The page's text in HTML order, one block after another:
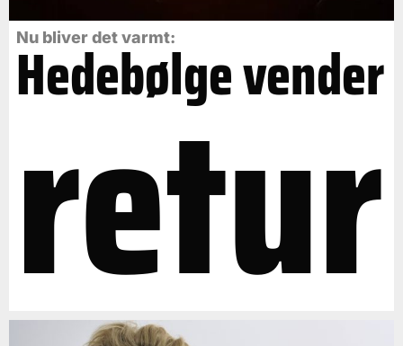
Nu bliver det varmt:
Hedebølge vender
retur